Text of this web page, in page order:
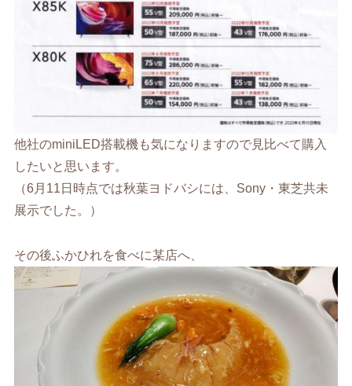
他社のminiLED搭載機も気になりますので見比べて購入
したいと思います。
（6月11日時点では秋葉ヨドバシには、Sony・東芝共未
展示でした。）
その後ふかひれを食べに某店へ、